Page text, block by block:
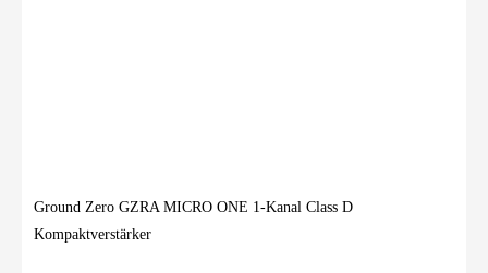
Ground Zero GZRA MICRO ONE 1-Kanal Class D
Kompaktverstärker